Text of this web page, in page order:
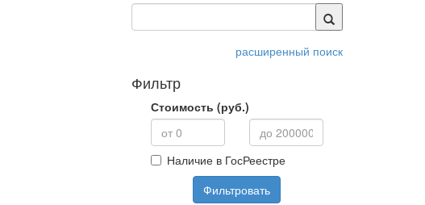
расширенный поиск
Фильтр
Стоимость (руб.)
Наличие в ГосРеестре
Фильтровать